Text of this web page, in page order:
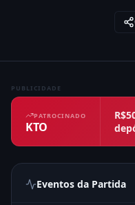
PUBLICIDADE
PATROCINADO
KTO
Eventos da Partida